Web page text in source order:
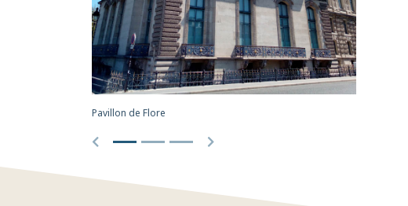
Pavillon de Flore
Precedente Successivo